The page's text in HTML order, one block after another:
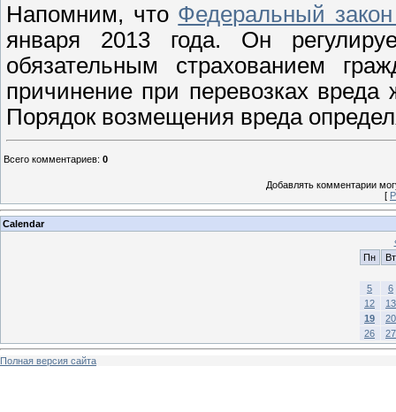
Напомним, что Федеральный
января 2013 года. Он
обязательным страхованием
причинение при перевозках
Порядок возмещения вреда
Всего комментариев: 0
Добавлять комментарии
[
Calendar
Пн
Вт
5
6
12
13
19
20
26
27
Полная версия сайта